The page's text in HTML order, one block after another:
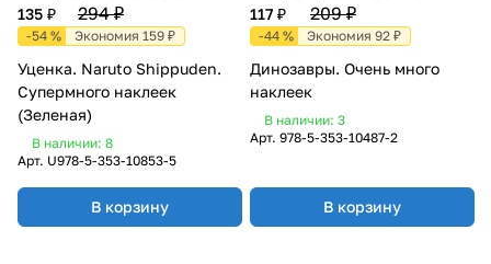
135 ₽ 294 ₽
-54 % Экономия 159 ₽
Уценка. Naruto Shippuden.
Супермного наклеек
(Зеленая)
В наличии: 8
Арт. U978-5-353-10853-5
В корзину
117 ₽ 209 ₽
-44 % Экономия 92 ₽
Динозавры. Очень много
наклеек
В наличии: 3
Арт. 978-5-353-10487-2
В корзину